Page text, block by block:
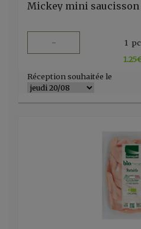
Mickey mini
- 1 pc
1.25
Réception souhaitée le